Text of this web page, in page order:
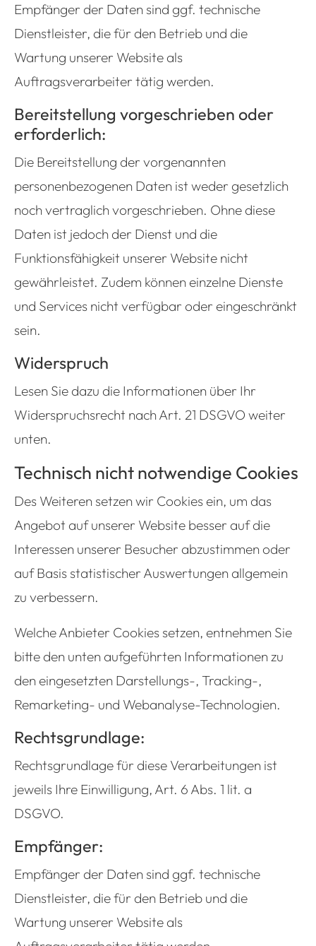
Empfänger der Daten sind ggf. technische
Dienstleister, die für den Betrieb und die
Wartung unserer Website als
Auftragsverarbeiter tätig werden.
Bereitstellung vorgeschrieben oder
erforderlich:
Die Bereitstellung der vorgenannten
personenbezogenen Daten ist weder gesetzlich
noch vertraglich vorgeschrieben. Ohne diese
Daten ist jedoch der Dienst und die
Funktionsfähigkeit unserer Website nicht
gewährleistet. Zudem können einzelne Dienste
und Services nicht verfügbar oder eingeschränkt
sein.
Widerspruch
Lesen Sie dazu die Informationen über Ihr
Widerspruchsrecht nach Art. 21 DSGVO weiter
unten.
Technisch nicht notwendige Cookies
Des Weiteren setzen wir Cookies ein, um das
Angebot auf unserer Website besser auf die
Interessen unserer Besucher abzustimmen oder
auf Basis statistischer Auswertungen allgemein
zu verbessern.
Welche Anbieter Cookies setzen, entnehmen Sie
bitte den unten aufgeführten Informationen zu
den eingesetzten Darstellungs-, Tracking-,
Remarketing- und Webanalyse-Technologien.
Rechtsgrundlage:
Rechtsgrundlage für diese Verarbeitungen ist
jeweils Ihre Einwilligung, Art. 6 Abs. 1 lit. a
DSGVO.
Empfänger:
Empfänger der Daten sind ggf. technische
Dienstleister, die für den Betrieb und die
Wartung unserer Website als